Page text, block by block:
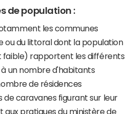
de population :
les communes
ou du littoral dont la population
faible) rapportent les différents
un nombre d'habitants
de résidences
de caravanes figurant sur leur
pratiques du ministère de